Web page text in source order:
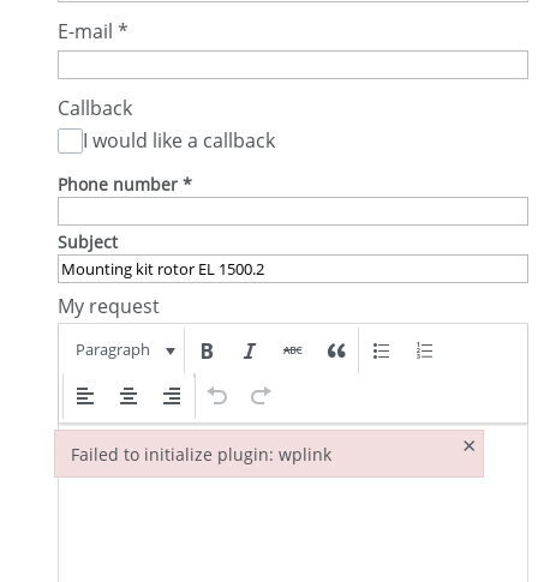
E-mail *
Callback
I would like a callback
Phone number *
Subject
My request
Paragraph
Failed to initialize plugin: wplink ×
Failed to initialize plugin: wplink